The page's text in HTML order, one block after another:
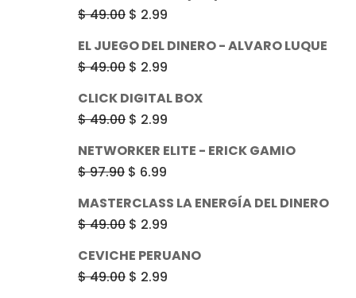
original
era:
$ 49.00.
actual
$ 2.99.
$49.00 El
original
era:
$ 49.00.
$ 2.99
$ 2.99.
EL JUEGO DEL DINERO - ALVARO LUQUE
$49.00 El
original
era:
$ 49.00.
$ 2.99
$ 2.99.
CLICK DIGITAL BOX
$49.00 El
original
era:
$ 49.00.
$ 2.99
$ 2.99.
NETWORKER ELITE - ERICK GAMIO
$97.90 El
original
era:
$ 97.90.
$ 6.99
$ 6.99.
MASTERCLASS LA ENERGÍA DEL DINERO
$49.00 El
original
era:
$ 2.99
CEVICHE PERUANO
$49.00 El
$ 2.99